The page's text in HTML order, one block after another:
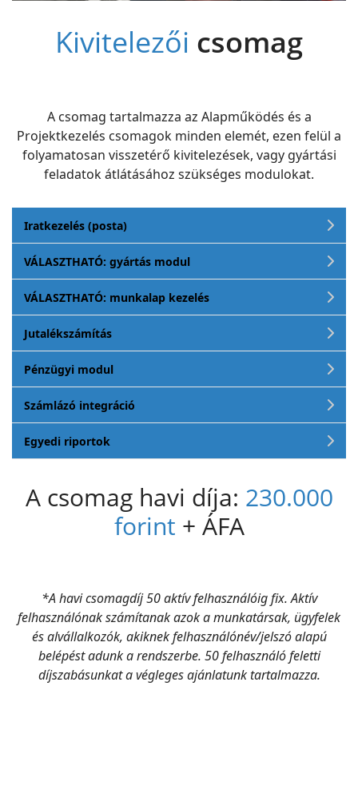
Kivitelezői csomag
A csomag tartalmazza az Alapműködés és a
Projektkezelés csomagok minden elemét, ezen felül a
folyamatosan visszetérő kivitelezések, vagy gyártási
feladatok átlátásához szükséges modulokat.
Iratkezelés (posta)
VÁLASZTHATÓ: gyártás modul
VÁLASZTHATÓ: munkalap kezelés
Jutalékszámítás
Pénzügyi modul
Számlázó integráció
Egyedi riportok
A csomag havi díja: 230.000
forint + ÁFA
*A havi csomagdíj 50 aktív felhasználóig fix. Aktív
felhasználónak számítanak azok a munkatársak, ügyfelek
és alvállalkozók, akiknek felhasználónév/jelszó alapú
belépést adunk a rendszerbe. 50 felhasználó feletti
díjszabásunkat a végleges ajánlatunk tartalmazza.